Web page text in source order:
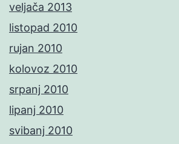
veljača 2013
listopad 2010
rujan 2010
kolovoz 2010
srpanj 2010
lipanj 2010
svibanj 2010